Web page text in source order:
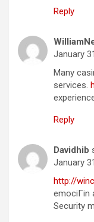
Reply
January
Many
services.
Reply
Davidhib
January
http://
emociГіn
Security